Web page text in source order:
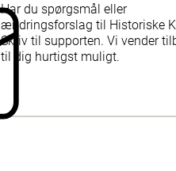
Har du spørgsmål eller
ændringsforslag til Historiske
Skriv til supporten. Vi vender
til dig hurtigst muligt.